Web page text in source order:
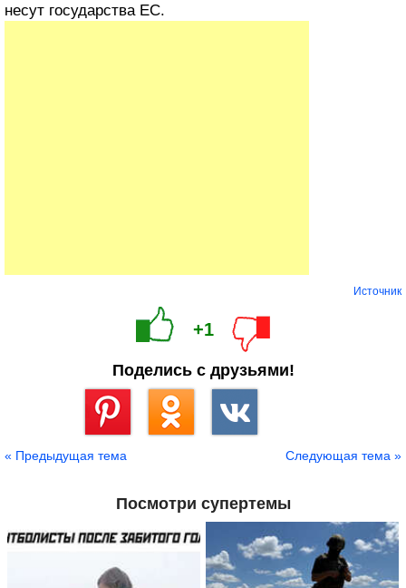
несут государства ЕС.
Источник
+1
Поделись с друзьями!
« Предыдущая тема Следующая тема »
Посмотри супертемы